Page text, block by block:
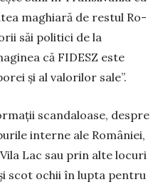
maghiară de restul Ro­
săi politici de la
că FIDESZ este
și al valorilor sale”.
scan­da­loase, despre
interne ale României,
Lac sau prin alte locuri
scot ochii în lupta pentru